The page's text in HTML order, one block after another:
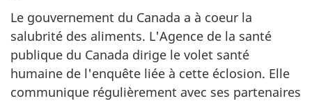
Le gouvernement du Canada a à coeur la
salubrité des aliments. L'Agence de la santé
publique du Canada dirige le volet santé
humaine de l'enquête liée à cette éclosion. Elle
communique régulièrement avec ses partenaires